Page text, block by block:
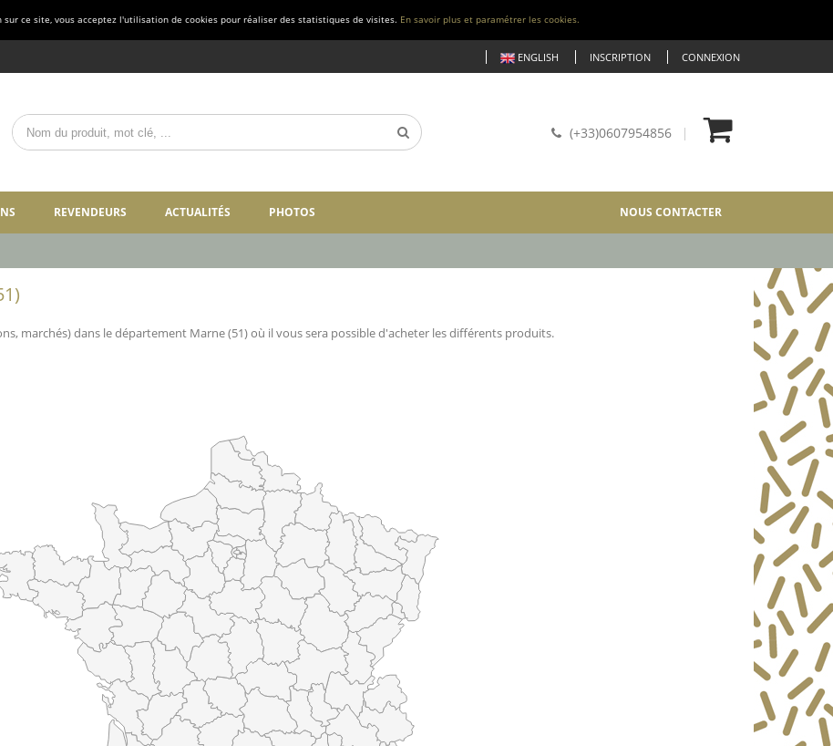
sur ce site, vous acceptez l'utilisation de cookies pour réaliser des statistiques de visites. En savoir plus et paramétrer les cookies.
ENGLISH INSCRIPTION CONNEXION
(+33)0607954856
REVENDEURS ACTUALITÉS PHOTOS NOUS CONTACTER
marchés) dans le département Marne (51) où il vous sera possible d'acheter les différents produits.